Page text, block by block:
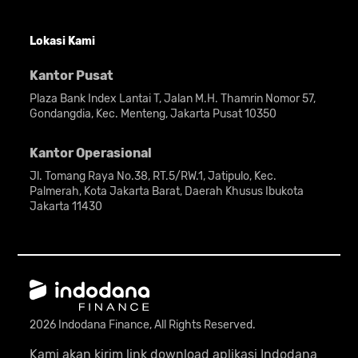
Lokasi Kami
Kantor Pusat
Plaza Bank Index Lantai T, Jalan M.H. Thamrin Nomor 57,
Gondangdia, Kec. Menteng, Jakarta Pusat 10350
Kantor Operasional
Jl. Tomang Raya No.38, RT.5/RW.1, Jatipulo, Kec.
Palmerah, Kota Jakarta Barat, Daerah Khusus Ibukota
Jakarta 11430
2026 Indodana Finance, All Rights Reserved.
Kami akan kirim link download aplikasi Indodana